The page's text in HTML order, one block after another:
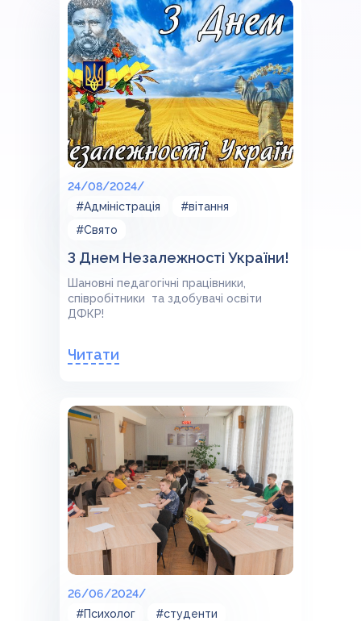
24/08/2024/
#Адміністрація
#вітання
#Свято
З Днем Незалежності України!
Шановні педагогічні працівники,
співробітники та здобувачі освіти
ДФКР!
Читати
26/06/2024/
#Психолог
#студенти